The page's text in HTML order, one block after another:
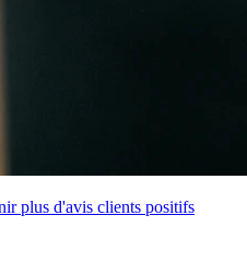
plus d'avis clients positifs